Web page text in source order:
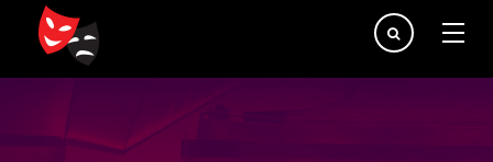
Traži...